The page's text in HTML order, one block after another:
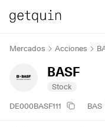
Mercados Acciones
BASF
Stock
DE000BASF111 BAS